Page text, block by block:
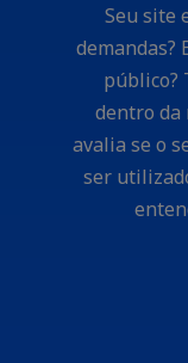
Seu site
demandas?
público?
dentro da
avalia se o
ser